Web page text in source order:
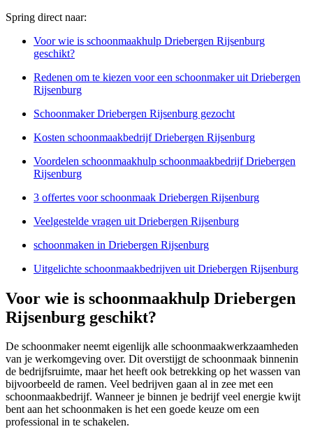
Spring direct naar:
Voor wie is schoonmaakhulp Driebergen Rijsenburg
geschikt?
Redenen om te kiezen voor een schoonmaker uit Driebergen
Rijsenburg
Schoonmaker Driebergen Rijsenburg gezocht
Kosten schoonmaakbedrijf Driebergen Rijsenburg
Voordelen schoonmaakhulp schoonmaakbedrijf Driebergen
Rijsenburg
3 offertes voor schoonmaak Driebergen Rijsenburg
Veelgestelde vragen uit Driebergen Rijsenburg
schoonmaken in Driebergen Rijsenburg
Uitgelichte schoonmaakbedrijven uit Driebergen Rijsenburg
Voor wie is schoonmaakhulp Driebergen
Rijsenburg geschikt?
De schoonmaker neemt eigenlijk alle schoonmaakwerkzaamheden
van je werkomgeving over. Dit overstijgt de schoonmaak binnenin
de bedrijfsruimte, maar het heeft ook betrekking op het wassen van
bijvoorbeeld de ramen. Veel bedrijven gaan al in zee met een
schoonmaakbedrijf. Wanneer je binnen je bedrijf veel energie kwijt
bent aan het schoonmaken is het een goede keuze om een
professional in te schakelen.